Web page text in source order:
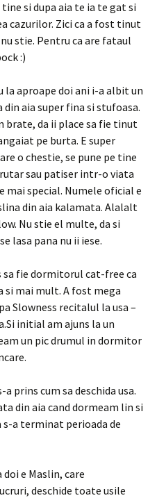
si dupa aia te ia te gat si
cazurilor. Zici ca a fost tinut
stie. Pentru ca are fataul
:)
aproape doi ani i-a albit un
aia super fina si stufoasa.
brate, da ii place sa fie tinut
pe burta. E super
o chestie, se pune pe tine
sau patiser intr-o viata
mai special. Numele oficial e
din aia kalamata. Alalalt
Nu stie el multe, da si
lasa pana nu ii iese.
sa fie dormitorul cat-free ca
si mai mult. A fost mega
Slowness recitalul la usa –
initial am ajuns la un
un pic drumul in dormitor
prins cum sa deschida usa.
din aia cand dormeam lin si
s-a terminat perioada de
e Maslin, care
deschide toate usile